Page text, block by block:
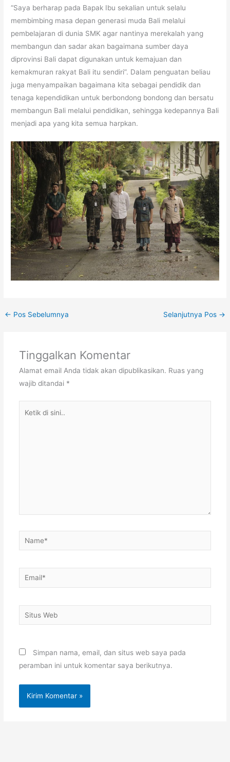
“Saya berharap pada Bapak Ibu sekalian untuk selalu
membimbing masa depan generasi muda Bali melalui
pembelajaran di dunia SMK agar nantinya merekalah yang
membangun dan sadar akan bagaimana sumber daya
diprovinsi Bali dapat digunakan untuk kemajuan dan
kemakmuran rakyat Bali itu sendiri”. Dalam penguatan beliau
juga menyampaikan bagaimana kita sebagai pendidik dan
tenaga kependidikan untuk berbondong bondong dan bersatu
membangun Bali melalui pendidikan, sehingga kedepannya Bali
menjadi apa yang kita semua harpkan.
← Pos Sebelumnya Selanjutnya Pos →
Tinggalkan Komentar
Alamat email Anda tidak akan dipublikasikan. Ruas yang
wajib ditandai *
Name*
Email*
Situs
Web
Simpan nama, email, dan situs web saya pada
peramban ini untuk komentar saya berikutnya.